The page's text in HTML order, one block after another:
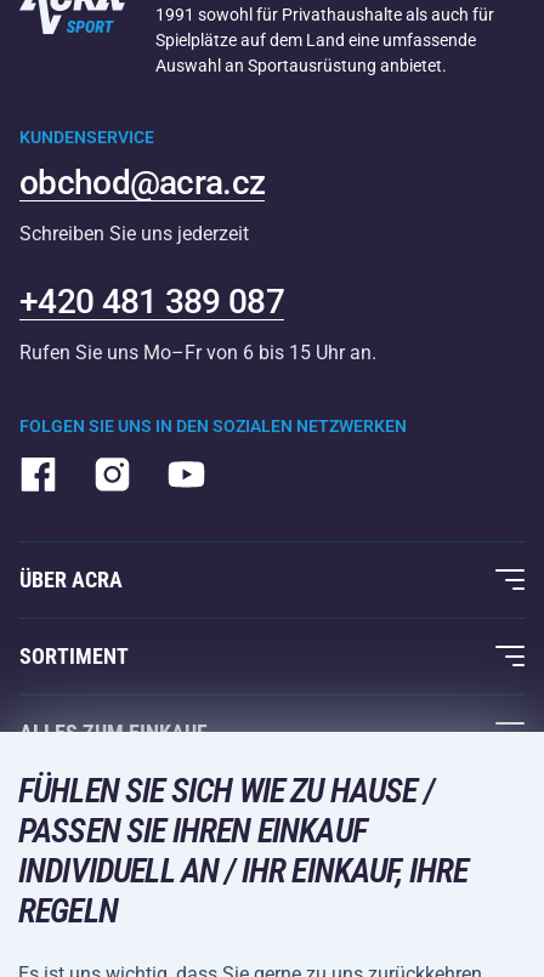
1991 sowohl für Privathaushalte als auch für
Spielplätze auf dem Land eine umfassende
Auswahl an Sportausrüstung anbietet.
FOLGEN SIE UNS IN DEN SOZIALEN NETZWERKEN
KUNDENSERVICE
obchod@acra.cz
Schreiben Sie uns jederzeit
+420 481 389 087
Rufen Sie uns Mo–Fr von 6 bis 15 Uhr an.
ÜBER ACRA
Über uns
Acra-Garantie
Kontakte
Großhandel
Einkaufsratgeber
SORTIMENT
Fitness und Krafttraining
Racketsportarten
Wintersport
Freizeit und Unterhaltung
Camping und Wandern
ALLES ZUM EINKAUF
Acra-Garantie
Rückgabe und Reklamationen
VERSANDARTEN
FÜHLEN SIE SICH WIE ZU HAUSE /
PASSEN SIE IHREN EINKAUF
INDIVIDUELL AN / IHR EINKAUF, IHRE
REGELN